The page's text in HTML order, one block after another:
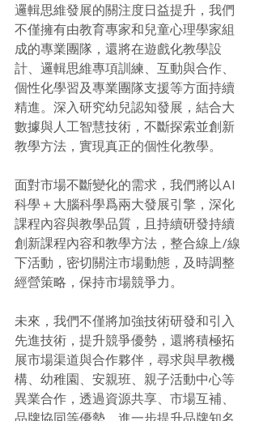
邏輯思維發展的關注度日益提升，我們
不僅擁有由教育專家和兒童心理學家組
成的專業團隊，還將在遊戲化教學設
計、邏輯思維專項訓練、互動與合作、
個性化學習及專業團隊支援等方面持續
精進。深入研究幼兒認知發展，結合大
數據與人工智慧技術，不斷探索並創新
教學方法，實現真正的個性化教學。
面對市場不斷變化的需求，我們將以AI
科學＋大腦科學爲兩大發展引擎，深化
課程內容與教學品質，且持續研發持續
創新課程內容和教學方法，整合線上/線
下活動，密切關注市場動態，及時調整
經營策略，保持市場競爭力。
未來，我們不僅將加強技術研發和引入
先進技術，提升競爭優勢，還將積極拓
展市場渠道與合作夥伴，尋求與早教機
構、幼稚園、安親班、親子活動中心等
異業合作，透過資源共享、市場互補、
品牌協同等優勢，進一步提升品牌知名